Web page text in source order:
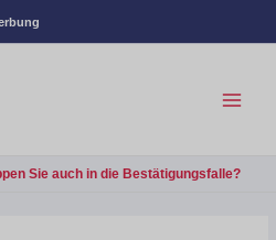
Sie auch in die Bestätigungsfalle?